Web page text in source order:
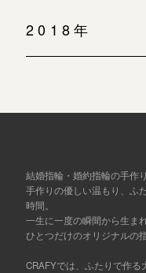
2018年
結婚指輪・婚約指輪の手作
手作りの優しい温もり、ふ
時間。
一生に一度の瞬間から生ま
ひとつだけのオリジナルの
CRAFYでは、ふたりで作